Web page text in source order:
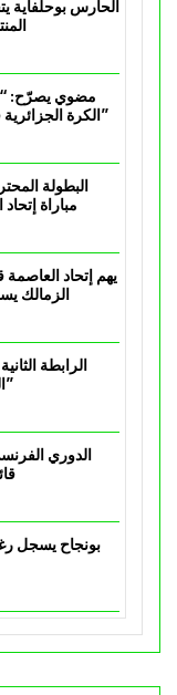
الحارس
مضوي يصرّح:
الكرة الجزائرية في المسابقات القارية”
البطولة
مباراة
يهم إتحاد
الرابطة
التأهل إلى “البلاي أوف”
الدوري
بونجاح يسجل